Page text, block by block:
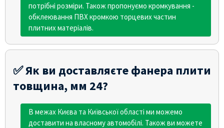
потрібні розміри. Також пропонуємо кромкування -
обклеювання ПВХ кромкою торцевих частин
плитних матеріалів.
✅ Як ви доставляєте фанера плити
товщина, мм 24?
В межах Києва та Київської області ми можемо
доставити на власному автомобілі. Також ви можете